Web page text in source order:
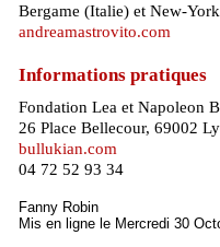
Bergame (Italie) et
andreamastrovito.com
Informations pratiques
Fondation Lea et Napoleon
26 Place Bellecour, 69002
bullukian.com
04 72 52 93 34
Fanny Robin
Mis en ligne le Mercredi 30